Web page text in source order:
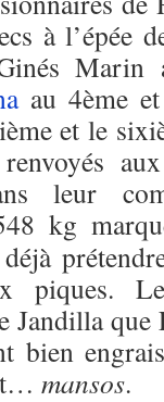
à l’épée
Marin
au 4ème et
et le
leur
kg
piques.
Jandilla
bien
mansos.